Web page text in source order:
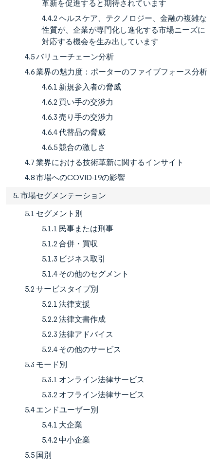
革新を促進すると期待されています
4.4.2 ヘルスケア、テクノロジー、金融の複雑な
性質が、企業が専門化し進化する市場ニーズに
対応する機会を生み出しています
4.5 バリューチェーン分析
4.6 業界の魅力度：ポーターのファイブフォース分析
4.6.1 新規参入者の脅威
4.6.2 買い手の交渉力
4.6.3 売り手の交渉力
4.6.4 代替品の脅威
4.6.5 競合の激しさ
4.7 業界における技術革新に関するインサイト
4.8 市場へのCOVID-19の影響
5. 市場セグメンテーション
5.1 セグメント別
5.1.1 民事または刑事
5.1.2 合併・買収
5.1.3 ビジネス取引
5.1.4 その他のセグメント
5.2 サービスタイプ別
5.2.1 法律支援
5.2.2 法律文書作成
5.2.3 法律アドバイス
5.2.4 その他のサービス
5.3 モード別
5.3.1 オンライン法律サービス
5.3.2 オフライン法律サービス
5.4 エンドユーザー別
5.4.1 大企業
5.4.2 中小企業
5.5 国別